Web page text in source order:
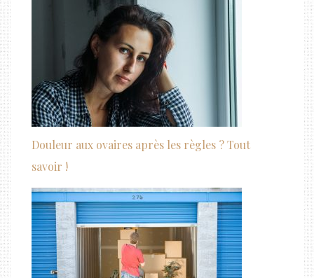
Douleur aux ovaires après les règles ? Tout
savoir !